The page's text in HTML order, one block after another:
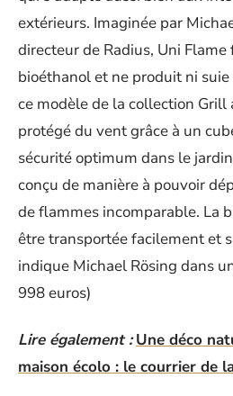
extérieurs. Imaginée par
directeur de Radius, Uni
bioéthanol et ne produit ni suie
ce modèle de la collection Grill
protégé du vent grâce à un
sécurité optimum dans le
conçu de manière à pouvoir
de flammes incomparable. La
être transportée facilement et
indique Michael Rösing dans
998 euros)
Lire également : Une déco
maison écolo : le courrier de